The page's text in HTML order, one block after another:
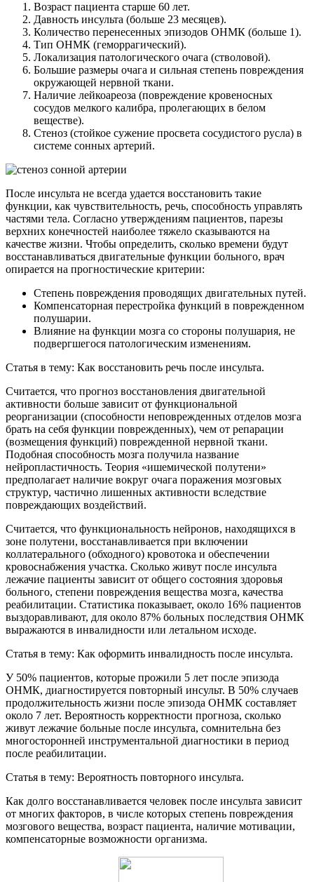
Возраст пациента старше 60 лет.
Давность инсульта (больше 23 месяцев).
Количество перенесенных эпизодов ОНМК (больше 1).
Тип ОНМК (геморрагический).
Локализация патологического очага (стволовой).
Большие размеры очага и сильная степень повреждения
окружающей нервной ткани.
Наличие лейкоареоза (повреждение кровеносных
сосудов мелкого калибра, пролегающих в белом
веществе).
Стеноз (стойкое сужение просвета сосудистого русла) в
системе сонных артерий.
После инсульта не всегда удается восстановить такие
функции, как чувствительность, речь, способность управлять
частями тела. Согласно утверждениям пациентов, парезы
верхних конечностей наиболее тяжело сказываются на
качестве жизни. Чтобы определить, сколько времени будут
восстанавливаться двигательные функции больного, врач
опирается на прогностические критерии:
Степень повреждения проводящих двигательных путей.
Компенсаторная перестройка функций в поврежденном
полушарии.
Влияние на функции мозга со стороны полушария, не
подвергшегося патологическим изменениям.
Статья в тему: Как восстановить речь после инсульта.
Считается, что прогноз восстановления двигательной
активности больше зависит от функциональной
реорганизации (способности неповрежденных отделов мозга
брать на себя функции поврежденных), чем от репарации
(возмещения функций) поврежденной нервной ткани.
Подобная способность мозга получила название
нейропластичность. Теория «ишемической полутени»
предполагает наличие вокруг очага поражения мозговых
структур, частично лишенных активности вследствие
повреждающих воздействий.
Считается, что функциональность нейронов, находящихся в
зоне полутени, восстанавливается при включении
коллатерального (обходного) кровотока и обеспечении
кровоснабжения участка. Сколько живут после инсульта
лежачие пациенты зависит от общего состояния здоровья
больного, степени повреждения вещества мозга, качества
реабилитации. Статистика показывает, около 16% пациентов
выздоравливают, для около 87% больных последствия ОНМК
выражаются в инвалидности или летальном исходе.
Статья в тему: Как оформить инвалидность после инсульта.
У 50% пациентов, которые прожили 5 лет после эпизода
ОНМК, диагностируется повторный инсульт. В 50% случаев
продолжительность жизни после эпизода ОНМК составляет
около 7 лет. Вероятность корректности прогноза, сколько
живут лежачие больные после инсульта, сомнительна без
многосторонней инструментальной диагностики в период
после реабилитации.
Статья в тему: Вероятность повторного инсульта.
Как долго восстанавливается человек после инсульта зависит
от многих факторов, в числе которых степень повреждения
мозгового вещества, возраст пациента, наличие мотивации,
компенсаторные возможности организма.